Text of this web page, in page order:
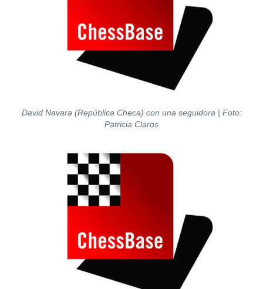
David Navara (República Checa) con una seguidora | Foto:
Patricia Claros